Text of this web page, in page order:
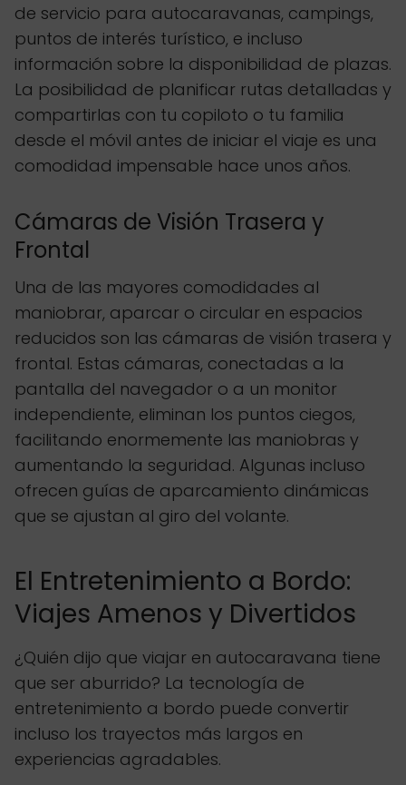
de servicio para autocaravanas, campings,
puntos de interés turístico, e incluso
información sobre la disponibilidad de plazas.
La posibilidad de planificar rutas detalladas y
compartirlas con tu copiloto o tu familia
desde el móvil antes de iniciar el viaje es una
comodidad impensable hace unos años.
Cámaras de Visión Trasera y
Frontal
Una de las mayores comodidades al
maniobrar, aparcar o circular en espacios
reducidos son las cámaras de visión trasera y
frontal. Estas cámaras, conectadas a la
pantalla del navegador o a un monitor
independiente, eliminan los puntos ciegos,
facilitando enormemente las maniobras y
aumentando la seguridad. Algunas incluso
ofrecen guías de aparcamiento dinámicas
que se ajustan al giro del volante.
El Entretenimiento a Bordo:
Viajes Amenos y Divertidos
¿Quién dijo que viajar en autocaravana tiene
que ser aburrido? La tecnología de
entretenimiento a bordo puede convertir
incluso los trayectos más largos en
experiencias agradables.